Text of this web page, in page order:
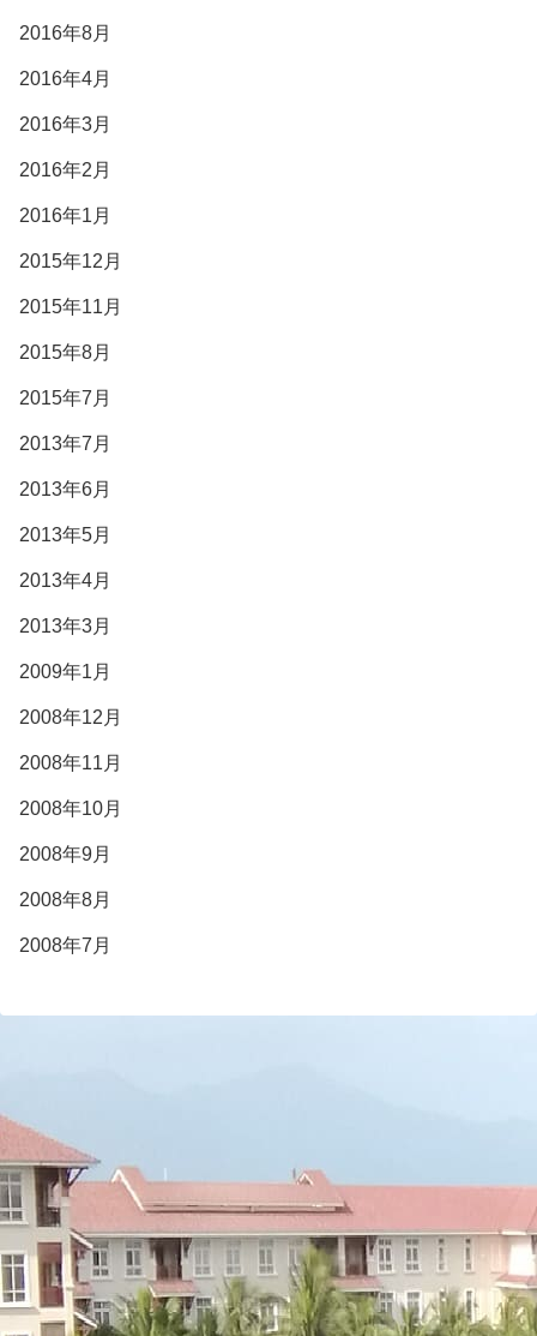
2016年8月
2016年4月
2016年3月
2016年2月
2016年1月
2015年12月
2015年11月
2015年8月
2015年7月
2013年7月
2013年6月
2013年5月
2013年4月
2013年3月
2009年1月
2008年12月
2008年11月
2008年10月
2008年9月
2008年8月
2008年7月